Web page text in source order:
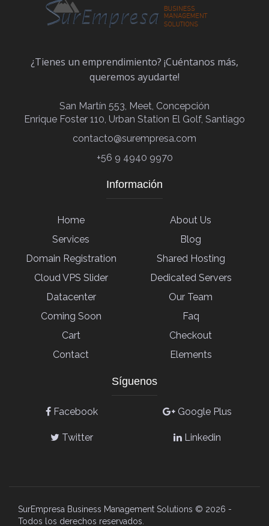
¿Tienes un emprendimiento? ¡Cuéntanos más,
queremos ayudarte!
San Martín 553, Meet, Concepción
Enrique Foster 110, Urban Station El Golf, Santiago
contacto@surempresa.com
+56 9 4940 9970
Información
Home
About Us
Services
Blog
Domain Registration
Shared Hosting
Cloud VPS Slider
Dedicated Servers
Datacenter
Our Team
Coming Soon
Faq
Cart
Checkout
Contact
Elements
Síguenos
Facebook Google Plus
Twitter Linkedin
SurEmpresa Business Management Solutions © 2026 -
Todos los derechos reservados.